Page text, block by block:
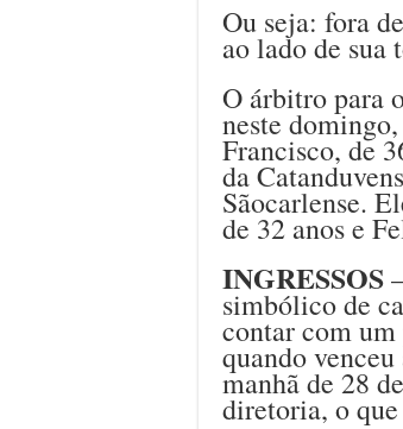
Ou seja: fora
ao lado de sua
O árbitro para
neste
Francisco, de
da
Sãocarlense.
de 32 anos e
INGRESSOS
simbólico de
contar com
quando
manhã de 28
diretoria, o